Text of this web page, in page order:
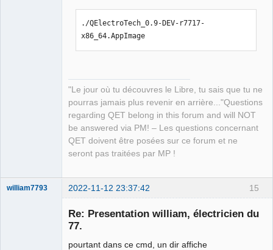
./QElectroTech_0.9-DEV-r7717-
x86_64.AppImage
"Le jour où tu découvres le Libre, tu sais que tu ne
pourras jamais plus revenir en arrière..."Questions
regarding QET belong in this forum and will NOT
be answered via PM! – Les questions concernant
QET doivent être posées sur ce forum et ne
seront pas traitées par MP !
15
william7793 2022-11-12 23:37:42
Re: Presentation william, électricien du
77.
pourtant dans ce cmd, un dir affiche